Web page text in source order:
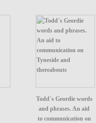
Todd´s Geordie words
and phrases. An aid
to communication on